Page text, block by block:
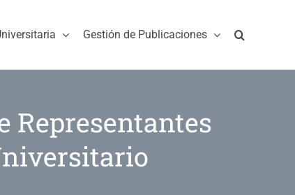
Gestión de Publicaciones
Representantes